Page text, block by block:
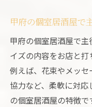
甲府の個室居酒屋で
甲府の個室居酒屋で
イズの内容をお店と打
例えば、花束やメッ
協力など、柔軟に対
の個室居酒屋の特徴で